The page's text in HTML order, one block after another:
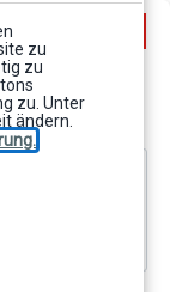
zu
zu
zu. Unter
ändern.